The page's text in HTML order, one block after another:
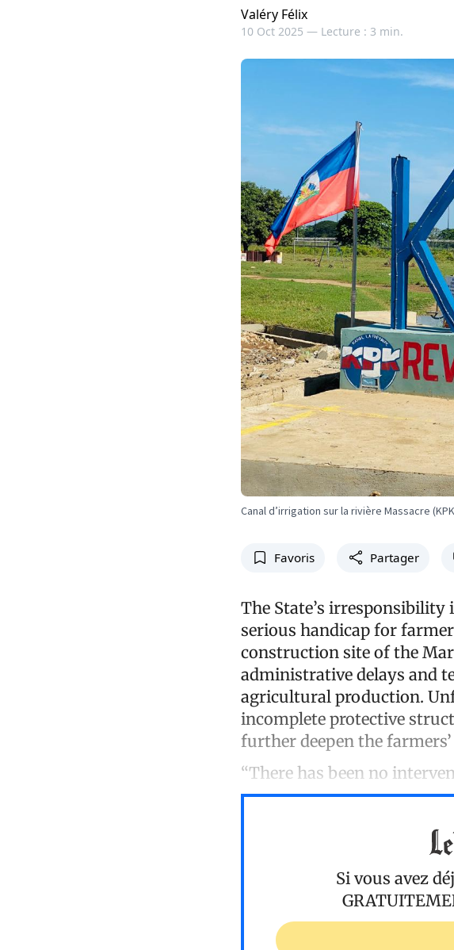
Valéry Félix
10 Oct 2025 — Lecture : 3 min.
Canal d’irrigation sur la rivière Massacre
Favoris Partager
The State’s
serious handicap for
construction site of the
administrative delays and
agricultural production.
incomplete protective
further deepen the
“There has been no
Si vous avez